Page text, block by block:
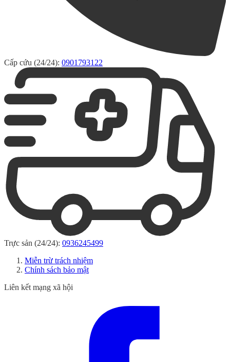
Cấp cứu (24/24): 0901793122
Trực sản (24/24): 0936245499
Miễn trừ trách nhiệm
Chính sách bảo mật
Liên kết mạng xã hội